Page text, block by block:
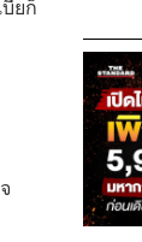
ยก็